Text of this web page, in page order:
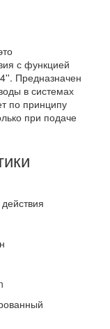
с функцией
Предназначен
в системах
по принципу
при подаче